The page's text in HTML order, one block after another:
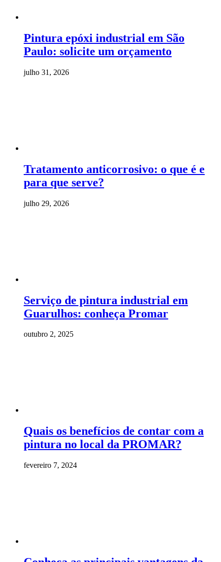
Pintura epóxi industrial em São
Paulo: solicite um orçamento
julho 31, 2026
Tratamento anticorrosivo: o que é e
para que serve?
julho 29, 2026
Serviço de pintura industrial em
Guarulhos: conheça Promar
outubro 2, 2025
Quais os benefícios de contar com a
pintura no local da PROMAR?
fevereiro 7, 2024